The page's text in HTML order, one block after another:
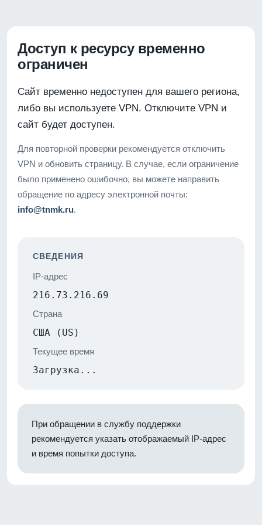
Доступ к ресурсу временно
ограничен
Сайт временно недоступен для вашего региона,
либо вы используете VPN. Отключите VPN и
сайт будет доступен.
Для повторной проверки рекомендуется отключить
VPN и обновить страницу. В случае, если ограничение
было применено ошибочно, вы можете направить
обращение по адресу электронной почты:
info@tnmk.ru.
СВЕДЕНИЯ
IP-адрес
216.73.216.69
Страна
США (US)
Текущее время
Загрузка...
При обращении в службу поддержки
рекомендуется указать отображаемый IP-адрес
и время попытки доступа.